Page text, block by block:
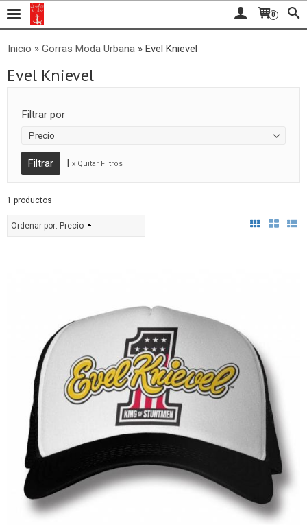
0
Inicio » Gorras Moda Urbana » Evel Knievel
Evel Knievel
Filtrar por
Precio
| x Quitar Filtros
1 productos
Ordenar por: Precio